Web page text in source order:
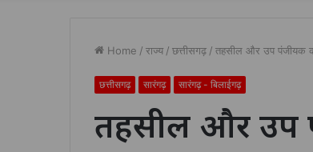
Home / राज्य / छत्तीसगढ़ / तहसील और उप पंजीयक
छत्तीसगढ़ सारंगढ़ सारंगढ़ - बिलाईगढ़
तहसील और उप